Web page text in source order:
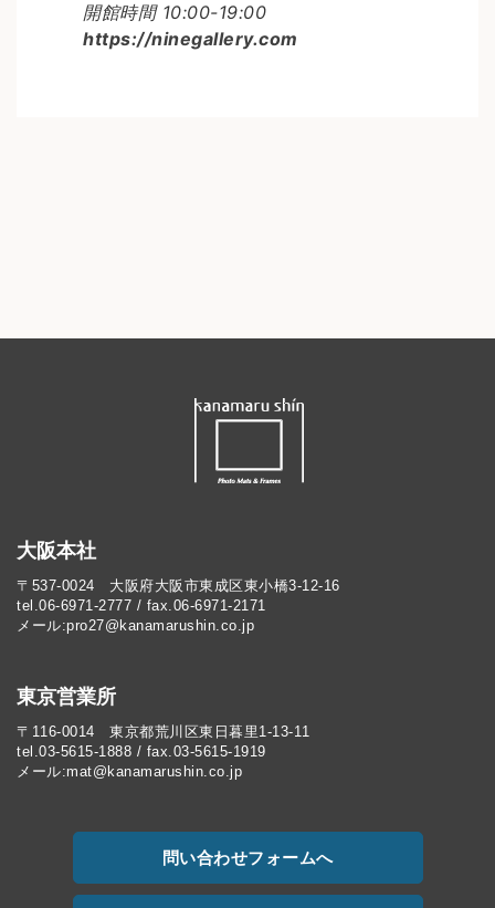
開館時間 10:00-19:00
https://ninegallery.com
大阪本社
〒537-0024 大阪府大阪市東成区東小橋3-12-16
tel.06-6971-2777 / fax.06-6971-2171
メール:pro27@kanamarushin.co.jp​
東京営業所
〒116-0014 東京都荒川区東日暮里1-13-11
tel.03-5615-1888 / fax.03-5615-1919
メール:mat@kanamarushin.co.jp
問い合わせフォームへ